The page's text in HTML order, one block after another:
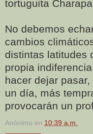
tortuguita
No debemos
cambios
distintas latitudes
propia
hacer dejar
un día, más
provocarán un
Anónimo en 10:39 a.m.